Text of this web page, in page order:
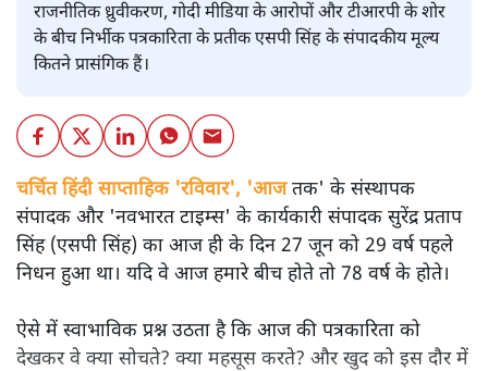
राजनीतिक ध्रुवीकरण, गोदी मीडिया के आरोपों और टीआरपी के शोर
के बीच निर्भीक पत्रकारिता के प्रतीक एसपी सिंह के संपादकीय मूल्य
कितने प्रासंगिक हैं।
चर्चित हिंदी साप्ताहिक 'रविवार', 'आजतक' के संस्थापक
संपादक और 'नवभारत टाइम्स' के कार्यकारी संपादक सुरेंद्र प्रताप
सिंह (एसपी सिंह) का आज ही के दिन 27 जून को 29 वर्ष पहले
निधन हुआ था। यदि वे आज हमारे बीच होते तो 78 वर्ष के होते।
ऐसे में स्वाभाविक प्रश्न उठता है कि आज की पत्रकारिता को
देखकर वे क्या सोचते? क्या महसूस करते? और खुद को इस दौर में